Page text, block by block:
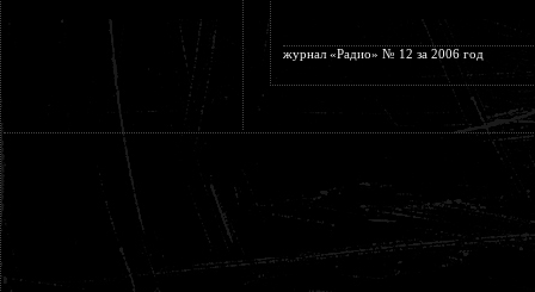
журнал «Радио» № 12 за 2006 год